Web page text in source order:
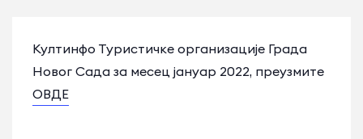
Култинфо Туристичке организације Града
Новог Сада за месец јануар 2022, преузмите
ОВДЕ